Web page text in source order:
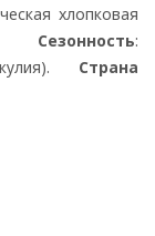
хлопковая
Сезонность:
Страна